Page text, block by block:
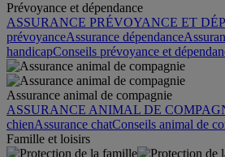
Prévoyance et dépendance
ASSURANCE PRÉVOYANCE ET
prévoyanceAssurance dépendance
handicapConseils prévoyance et
Assurance animal de compagnie
ASSURANCE ANIMAL DE
chienAssurance chatConseils animal de
Famille et loisirs